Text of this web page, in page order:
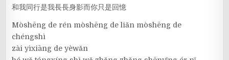
和我同行是我長長身影而你只是回憶
Mòshēng de rén mòshēng de liǎn mòshēng de
chéngshì
zài yìxiāng de yèwǎn